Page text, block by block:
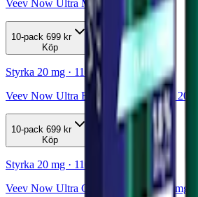
Veev Now Ultra Mango 1100 20mg
10-pack 699 kr
Köp
Styrka 20 mg · 1100 Puffar
Veev Now Ultra Blue Raspberry 1100 20mg
10-pack 699 kr
Köp
Styrka 20 mg · 1100 Puffar
Veev Now Ultra Classic Mint 1100 20mg